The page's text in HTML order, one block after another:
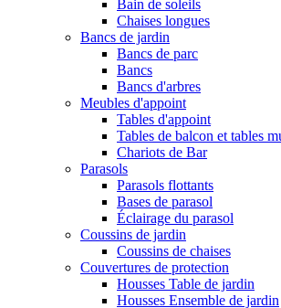
Bain de soleils
Chaises longues
Bancs de jardin
Bancs de parc
Bancs
Bancs d'arbres
Meubles d'appoint
Tables d'appoint
Tables de balcon et tables
Chariots de Bar
Parasols
Parasols flottants
Bases de parasol
Éclairage du parasol
Coussins de jardin
Coussins de chaises
Couvertures de protection
Housses Table de jardin
Housses Ensemble de jardin